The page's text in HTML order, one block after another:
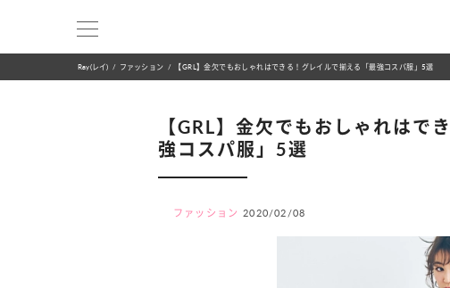
Ray(レイ) ファッション 【GRL】金欠でもおしゃれはできる！グレイルで揃える「最強コスパ服」5選
【GRL】金欠でもおしゃれはで
強コスパ服」5選
ファッション 2020/02/08